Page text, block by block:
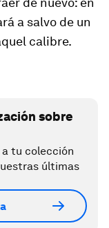
a salvo de un
calibre.
sobre
tu colección
últimas